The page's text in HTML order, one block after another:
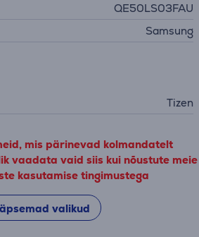
QE50LS03FAU
Samsung
Tizen
mis pärinevad kolmandatelt
vaadata vaid siis kui nõustute meie
kasutamise tingimustega
valikud